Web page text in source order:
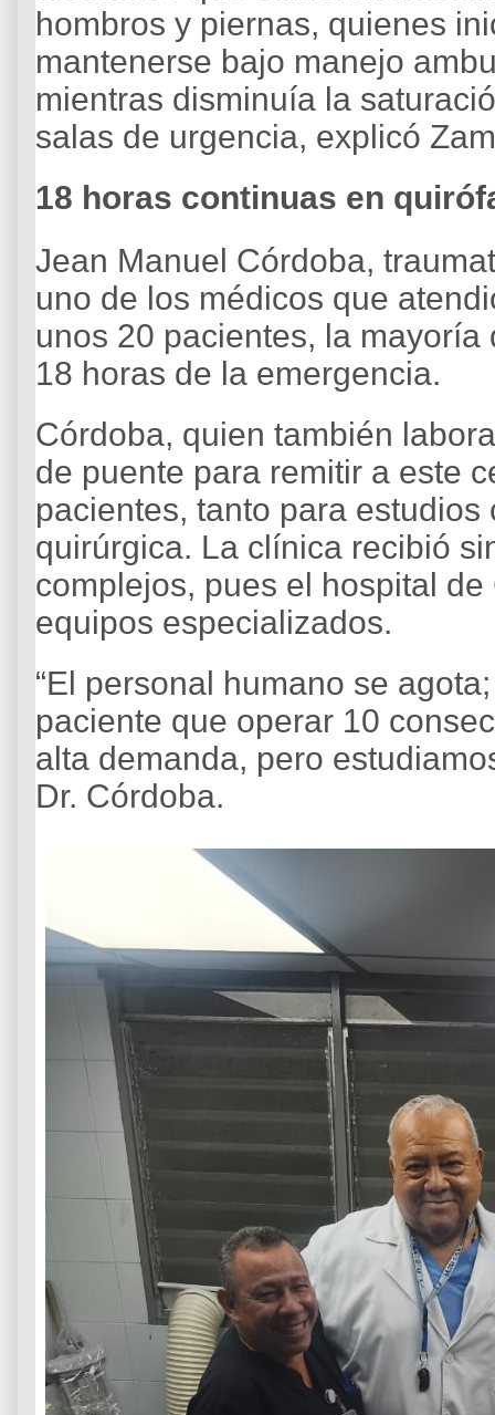
hombros y piernas, quienes
mantenerse bajo manejo
mientras disminuía la
salas de urgencia, explicó
18 horas continuas en
Jean Manuel Córdoba,
uno de los médicos que
unos 20 pacientes, la
18 horas de la emergencia.
Córdoba, quien también
de puente para remitir a este
pacientes, tanto para
quirúrgica. La clínica recibió
complejos, pues el hospital
equipos especializados.
“El personal humano se
paciente que operar 10
alta demanda, pero
Dr. Córdoba.